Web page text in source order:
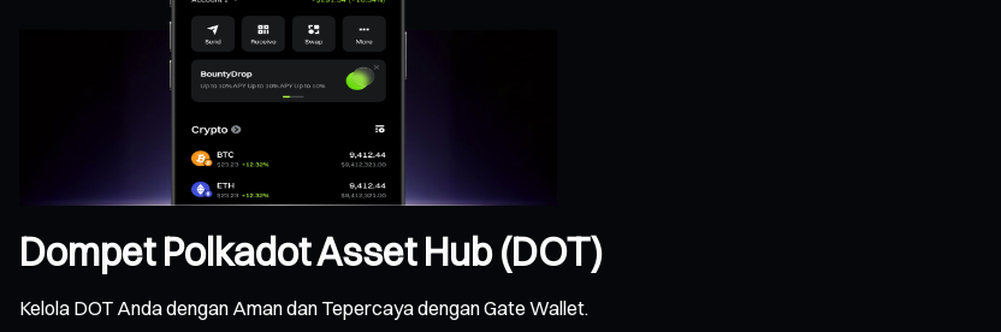
Dompet Polkadot Asset Hub (DOT)
Kelola DOT Anda dengan Aman dan Tepercaya dengan Gate Wallet.